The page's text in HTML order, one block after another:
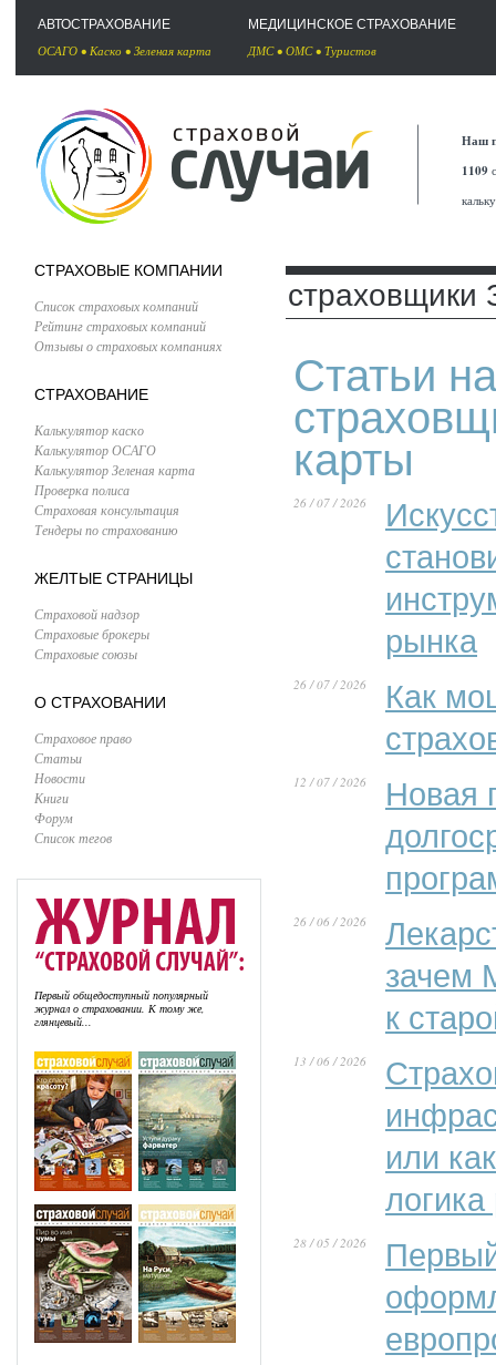
АВТОСТРАХОВАНИЕ
ОСАГО • Каско • Зеленая карта
МЕДИЦИНСКОЕ СТРАХОВАНИЕ
ДМС• ОМС• Туристов
Наш
1109
СТРАХОВЫЕ КОМПАНИИ
Список страховых компаний
Рейтинг страховых компаний
Отзывы о страховых компаниях
СТРАХОВАНИЕ
Калькулятор каско
Калькулятор ОСАГО
Калькулятор Зеленая карта
Проверка полиса
Страховая консультация
Тендеры по страхованию
ЖЕЛТЫЕ СТРАНИЦЫ
Страховой надзор
Страховые брокеры
Страховые союзы
О СТРАХОВАНИИ
Страховое право
Статьи
Новости
Книги
Форум
Список тегов
Первый общедоступный популярный
журнал о страховании. К тому же,
глянцевый...
страховщики
Статьи
карты
26 / 07 / 2026
рынка
26 / 07 / 2026
Как
12 / 07 / 2026
Новая
26 / 06 / 2026
зачем
к
13 / 06 / 2026
или
28 / 05 / 2026